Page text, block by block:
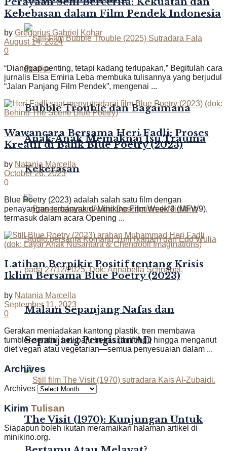
Bubble Trouble dan Bagaimana
Anak-Anak Memaknai Isu Trauma
Kekerasan
Malam Sepanjang Nafas dan
Sepanjang Pengisian AD
The Visit (1970): Kunjungan Untuk
Kebebasan dalam Film Pendek Indonesia
by Gregorius Gabriel Kohar
August 14, 2024
0
“Dianggap penting, tetapi kadang terlupakan,” Begitulah cara
jurnalis Elsa Emiria Leba membuka tulisannya yang berjudul
“Jalan Panjang Film Pendek”, mengenai ...
Wawancara Bersama Heri Fadli: Proses
Kreatif di Balik Blue Poetry (2023)
by Natania Marcella
October 26, 2023
0
Blue Poetry (2023) adalah salah satu film dengan
penayangan terbanyak di Minikino Film Week 9 (MFW9),
termasuk dalam acara Opening ...
Latihan Berpikir Positif tentang Krisis
Iklim Bersama Blue Poetry (2023)
by Natania Marcella
September 11, 2023
0
Gerakan meniadakan kantong plastik, tren membawa
tumbler sendiri, beli baju bekas (thrifting), hingga menganut
diet vegan atau vegetarian—semua penyesuaian dalam ...
Archives
Archives
Kirim Tulisan
Siapapun boleh ikutan meramaikan halaman artikel di
minikino.org.